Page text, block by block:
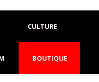
CULTURE
BOUTIQUE